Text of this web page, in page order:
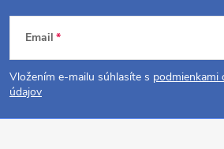
Z
á
p
Email
Vložením e-mailu súhlasíte s podmienkami
údajov